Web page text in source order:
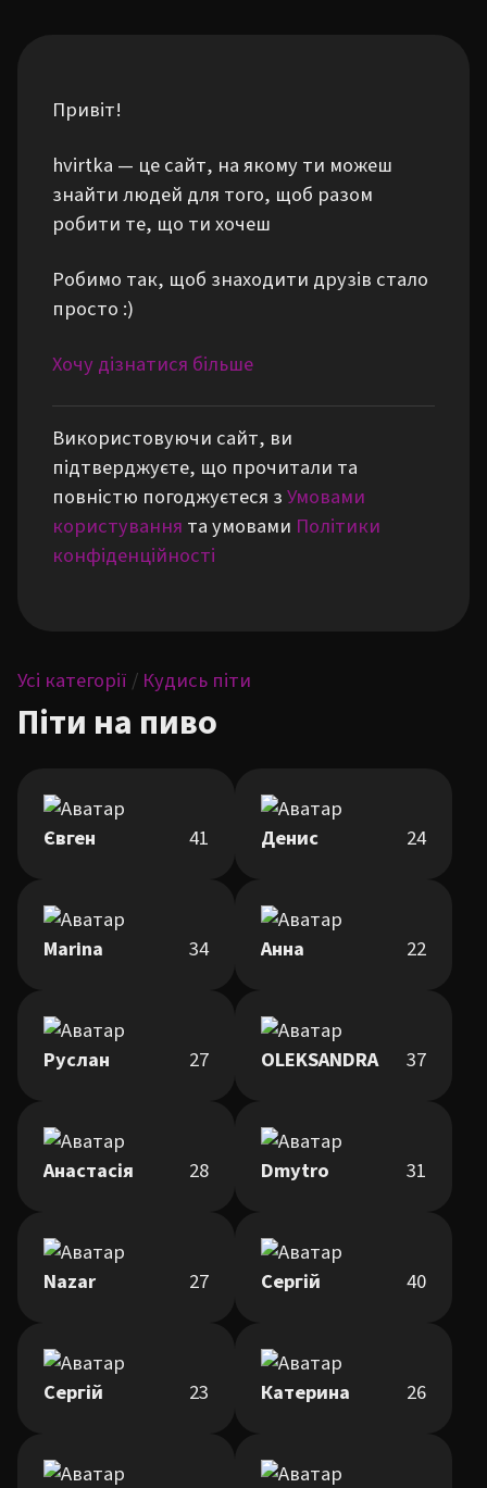
Привіт!
hvirtka — це сайт, на якому ти можеш
знайти людей для того, щоб разом
робити те, що ти хочеш
Робимо так, щоб знаходити друзів стало
просто :)
Хочу дізнатися більше
Використовуючи сайт, ви
підтверджуєте, що прочитали та
повністю погоджуєтеся зУмовами
користування та умовами Політики
конфіденційності
Усі категорії / Кудись піти
Піти на пиво
Євген 41 Денис 24
Marina 34 Анна 22
Руслан 27 OLEKSANDRA 37
Анастасія 28 Dmytro 31
Nazar 27 Сергій 40
Сергій 23 Катерина 26